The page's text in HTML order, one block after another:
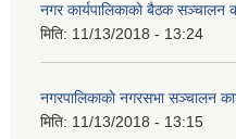
नगर कार्यपालिकाकाे बैठक सञ्चालन
मिति: 11/13/2018 - 13:24
नगरपालिकाकाे नगरसभा सञ्चालन
मिति: 11/13/2018 - 13:15